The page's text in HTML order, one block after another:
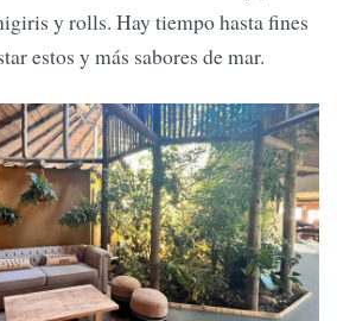
y rolls. Hay tiempo hasta fines
estos y más sabores de mar.